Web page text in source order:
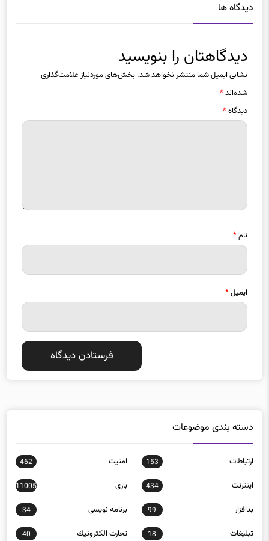
دیدگاه ها
دیدگاهتان را بنویسید
نشانی ایمیل شما منتشر نخواهد شد. بخش‌های موردنیاز علامت‌گذاری
شده‌اند*
دیدگاه*
نام*
ایمیل*
دسته بندی موضوعات
ارتباطات 153 امنيت 462
اينترنت 434 بازی 11005
بدافزار 99 برنامه نويسی 34
تبلیغات 18 تجارت الكترونيك 40